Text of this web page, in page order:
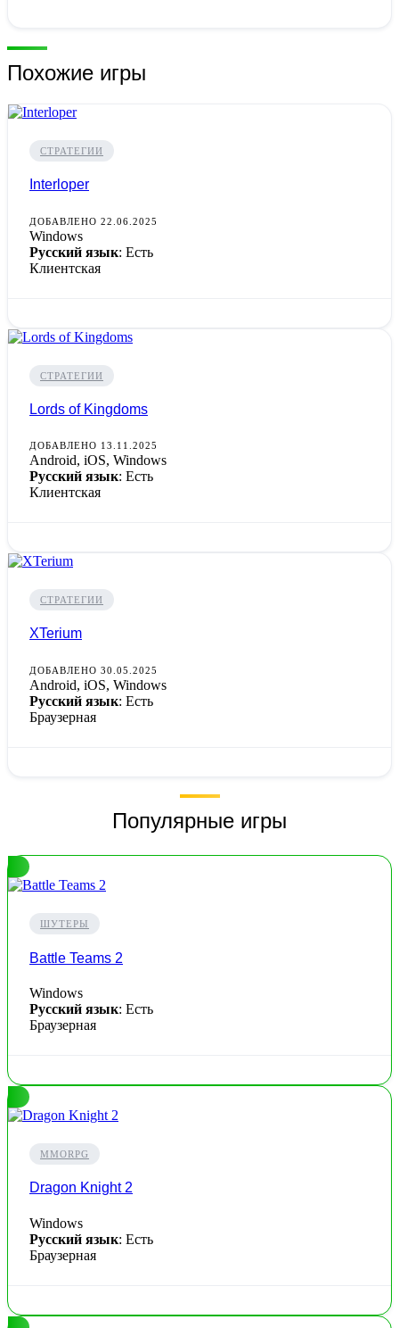
Похожие игры
СТРАТЕГИИ
Interloper
ДОБАВЛЕНО 22.06.2025
Windows
Русский язык: Есть
Клиентская
СТРАТЕГИИ
Lords of Kingdoms
ДОБАВЛЕНО 13.11.2025
Android, iOS, Windows
Русский язык: Есть
Клиентская
СТРАТЕГИИ
XTerium
ДОБАВЛЕНО 30.05.2025
Android, iOS, Windows
Русский язык: Есть
Браузерная
Популярные игры
ШУТЕРЫ
Battle Teams 2
Windows
Русский язык: Есть
Браузерная
MMORPG
Dragon Knight 2
Windows
Русский язык: Есть
Браузерная